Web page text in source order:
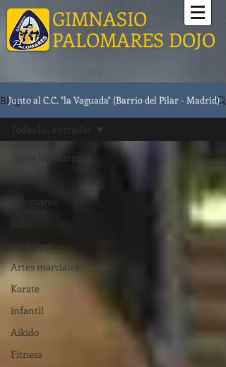
GIMNASIO
PALOMARES DOJO
Junto al C.C. "la Vaguada" (Barrio del Pilar - Madrid)
Blog
Todas las entradas
Palomares
medallas
Artes marciales
Karate
infantil
Aikido
Fitness
Todas las entradas